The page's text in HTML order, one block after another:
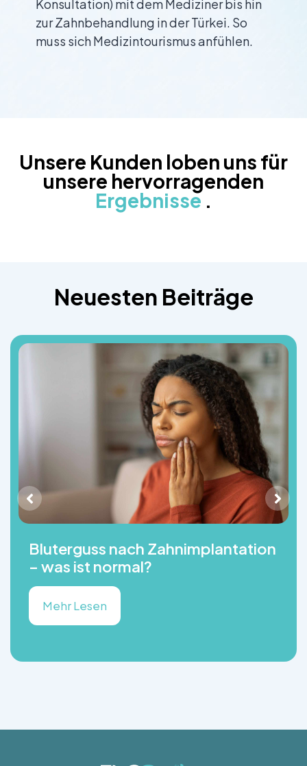
Konsultation) mit dem Mediziner bis hin
zur Zahnbehandlung in der Türkei. So
muss sich Medizintourismus anfühlen.
Unsere Kunden loben uns für
unsere hervorragenden
Ergebnisse .
Neuesten Beiträge
Bluterguss nach Zahnimplantation
– was ist normal?
Mehr Lesen